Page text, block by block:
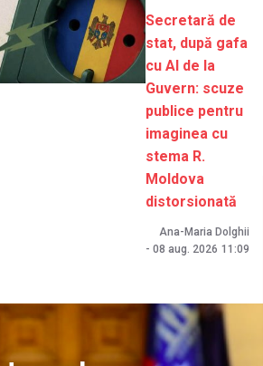
Secretară de
stat, după gafa
cu AI de la
Guvern: scuze
publice pentru
imaginea cu
stema R.
Moldova
distorsionată
Ana-Maria Dolghii
- 08 aug. 2026 11:09